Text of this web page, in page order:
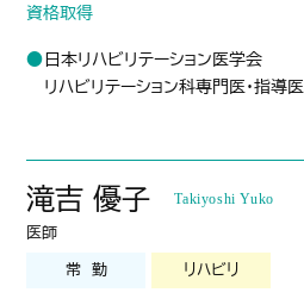
資格取得
日本リハビリテーション医学会
リハビリテーション科専門医・指導医
滝吉 優子
Takiyoshi Yuko
医師
常 勤 リハビリ